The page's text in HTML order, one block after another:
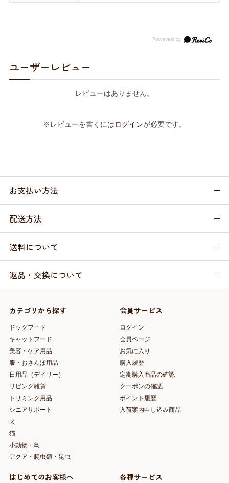
ユーザーレビュー
レビューはありません。
※レビューを書くにはログインが必要です。
お支払い方法
配送方法
送料について
返品・交換について
カテゴリから探す
ドッグフード
キャットフード
美容・ケア用品
服・おさんぽ用品
日用品（デイリー）
リビング雑貨
トリミング用品
シニアサポート
犬
猫
小動物・鳥
アクア・爬虫類・昆虫
会員サービス
ログイン
会員ページ
お気に入り
購入履歴
定期購入商品の確認
クーポンの確認
ポイント履歴
入荷案内申し込み商品
はじめてのお客様へ 各種サービス